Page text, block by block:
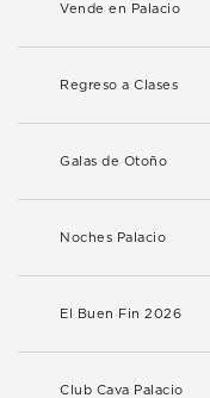
Vende en Palacio
Regreso a Clases
Galas de Otoño
Noches Palacio
El Buen Fin 2026
Club Cava Palacio